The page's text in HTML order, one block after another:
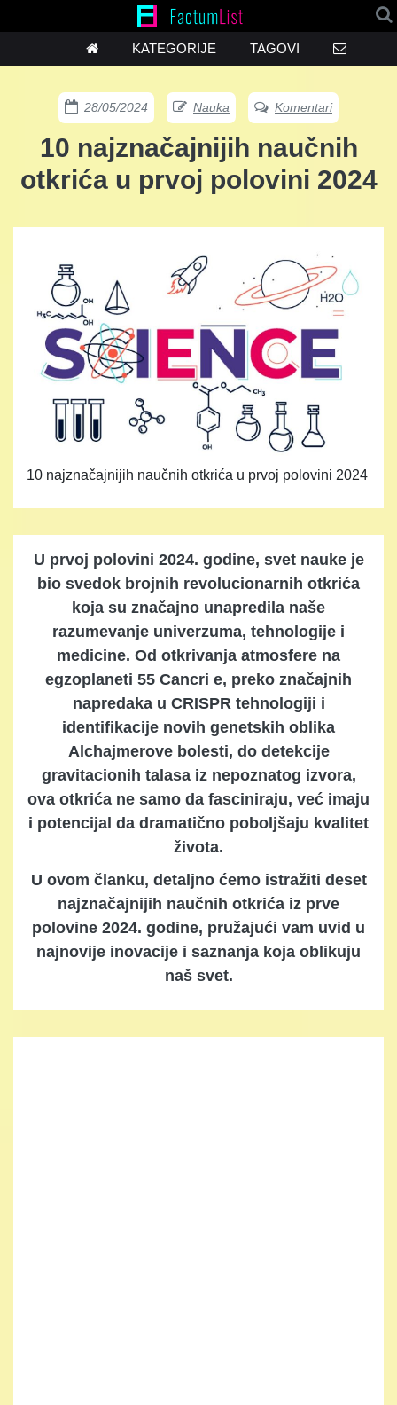
KATEGORIJE TAGOVI
28/05/2024 Nauka Komentari
10 najznačajnijih naučnih
otkrića u prvoj polovini 2024
10 najznačajnijih naučnih otkrića u prvoj polovini 2024
U prvoj polovini 2024. godine, svet nauke je
bio svedok brojnih revolucionarnih otkrića
koja su značajno unapredila naše
razumevanje univerzuma, tehnologije i
medicine. Od otkrivanja atmosfere na
egzoplaneti 55 Cancri e, preko značajnih
napredaka u CRISPR tehnologiji i
identifikacije novih genetskih oblika
Alchajmerove bolesti, do detekcije
gravitacionih talasa iz nepoznatog izvora,
ova otkrića ne samo da fasciniraju, već imaju
i potencijal da dramatično poboljšaju kvalitet
života.
U ovom članku, detaljno ćemo istražiti deset
najznačajnijih naučnih otkrića iz prve
polovine 2024. godine, pružajući vam uvid u
najnovije inovacije i saznanja koja oblikuju
naš svet.